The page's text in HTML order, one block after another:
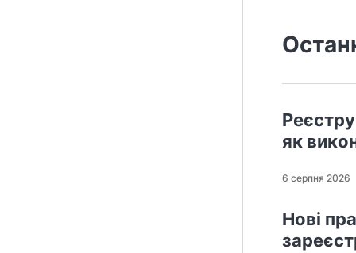
як
6 серпня 2026
Нові